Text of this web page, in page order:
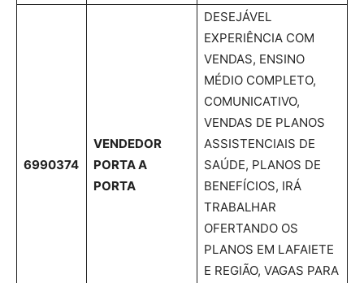
6990374
VENDEDOR
PORTA A
PORTA
DESEJÁVEL
EXPERIÊNCIA COM
VENDAS, ENSINO
MÉDIO COMPLETO,
COMUNICATIVO,
VENDAS DE PLANOS
ASSISTENCIAIS DE
SAÚDE, PLANOS DE
BENEFÍCIOS, IRÁ
TRABALHAR
OFERTANDO OS
PLANOS EM LAFAIETE
E REGIÃO, VAGAS PARA